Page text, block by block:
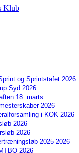
og Sprintstafet 2026
Syd 2026
18. marts
2026
i KOK 2026
2026
2026
2025-2026
2026